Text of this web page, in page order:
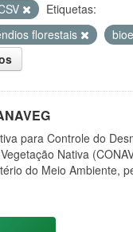
Etiquetas:
florestais
para Controle do
Nativa
do Meio Ambiente,